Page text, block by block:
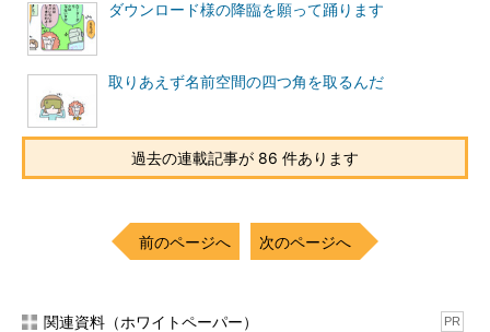
ダウンロード様の降臨を願って踊ります
取りあえず名前空間の四つ角を取るんだ
過去の連載記事が 86 件あります
前のページへ 次のページへ
関連資料（ホワイトペーパー） PR